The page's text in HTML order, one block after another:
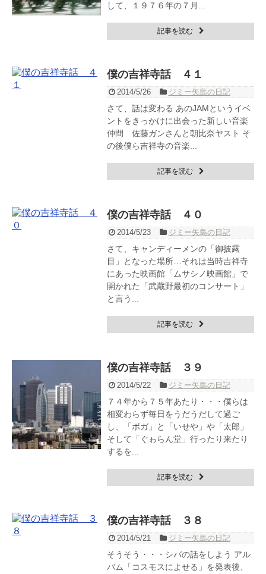
して、１９７６年の７月...
記事を読む
僕の吉祥寺話 ４１
2014/5/26 ジミー矢島の日記
さて、話は変わる あのJAMというイベ
ントをきっかけに出会った新しい音楽
仲間 佐藤ガンさんと朝比奈ヤスト そ
の後僕ら吉祥寺の音楽...
記事を読む
僕の吉祥寺話 ４０
2014/5/23 ジミー矢島の日記
さて、キャンディーメンの「御披露
目」となった場所…それは当時吉祥寺
にあった映画館「ムサシノ映画館」で
開かれた「武蔵野最初のコンサート」
と言う...
記事を読む
僕の吉祥寺話 ３９
2014/5/22 ジミー矢島の日記
７４年から７５年あたり・・・僕らは
相変わらず毎日をうだうだして過ご
し、「ボガ」と「いせや」や「太郎」
そして「ぐゎらん堂」行ったり来たり
するを...
記事を読む
僕の吉祥寺話 ３８
2014/5/21 ジミー矢島の日記
そうそう・・・シバの話をしよう アル
バム「コスモスによせる」を発表後、